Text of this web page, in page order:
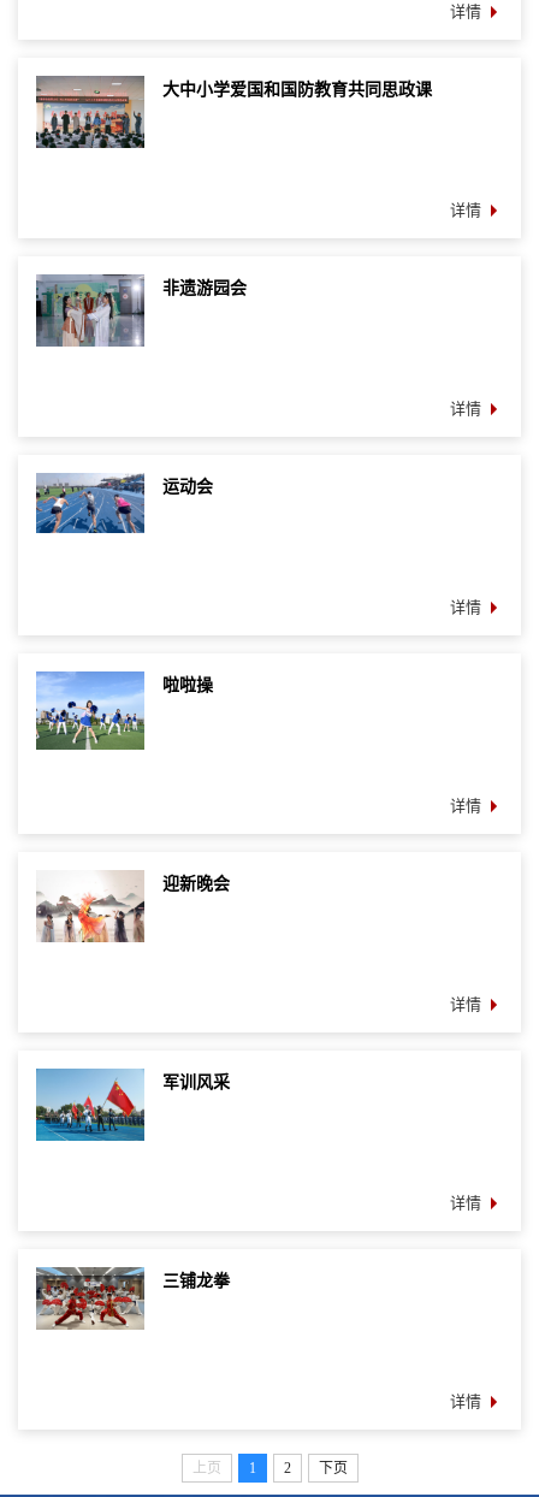
详情
大中小学爱国和国防教育共同思政课
详情
非遗游园会
详情
运动会
详情
啦啦操
详情
迎新晚会
详情
军训风采
详情
三铺龙拳
详情
上页 1 2 下页